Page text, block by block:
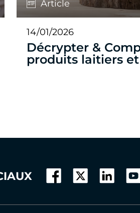
Article
14/01/2026
Décrypter &
produits laitiers